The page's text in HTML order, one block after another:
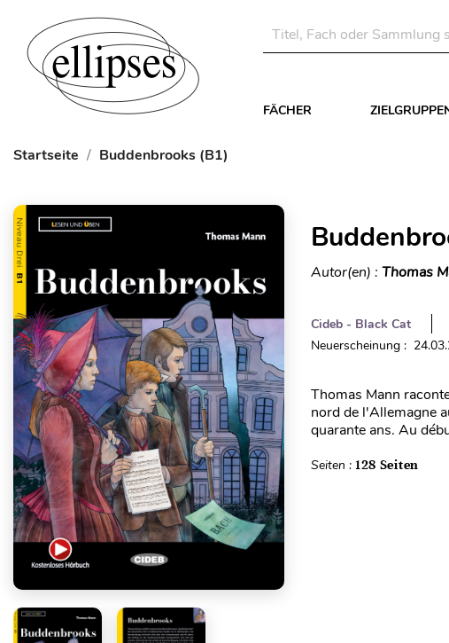
FÄCHER
Startseite Buddenbrooks (B1)
Autor(en) : Thomas
Cideb - Black Cat
Neuerscheinung :
Thomas Mann
nord de l'Allemagne
quarante ans. Au
Seiten : 128 Seiten